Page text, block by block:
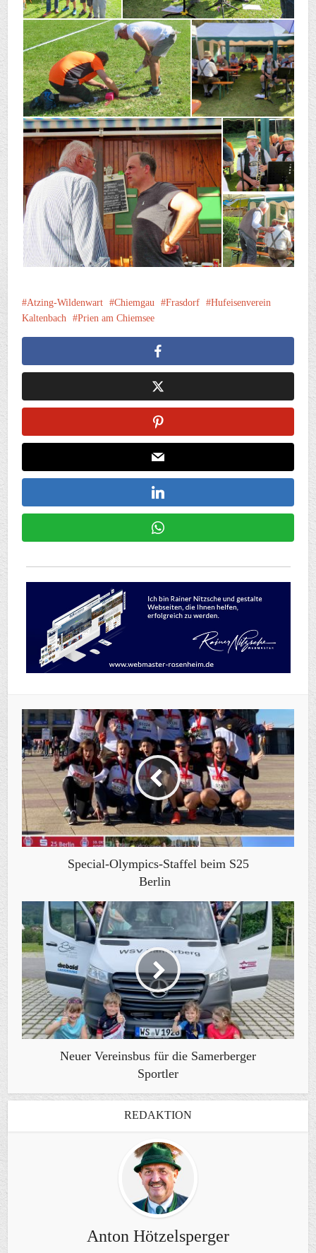
Atzing-Wildenwart Chiemgau Frasdorf
Hufeisenverein
Kaltenbach
Prien am Chiemsee
Special-Olympics-Staffel beim S25
Berlin
Neuer Vereinsbus für die Samerberger
Sportler
REDAKTION
Anton Hötzelsperger